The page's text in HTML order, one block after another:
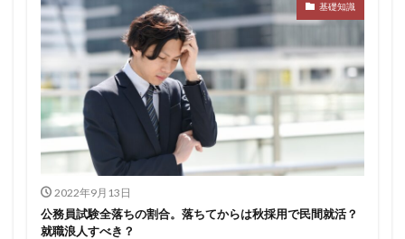
基礎知識
2022年9月13日
公務員試験全落ちの割合。落ちてからは秋採用で民間就活？
就職浪人すべき？